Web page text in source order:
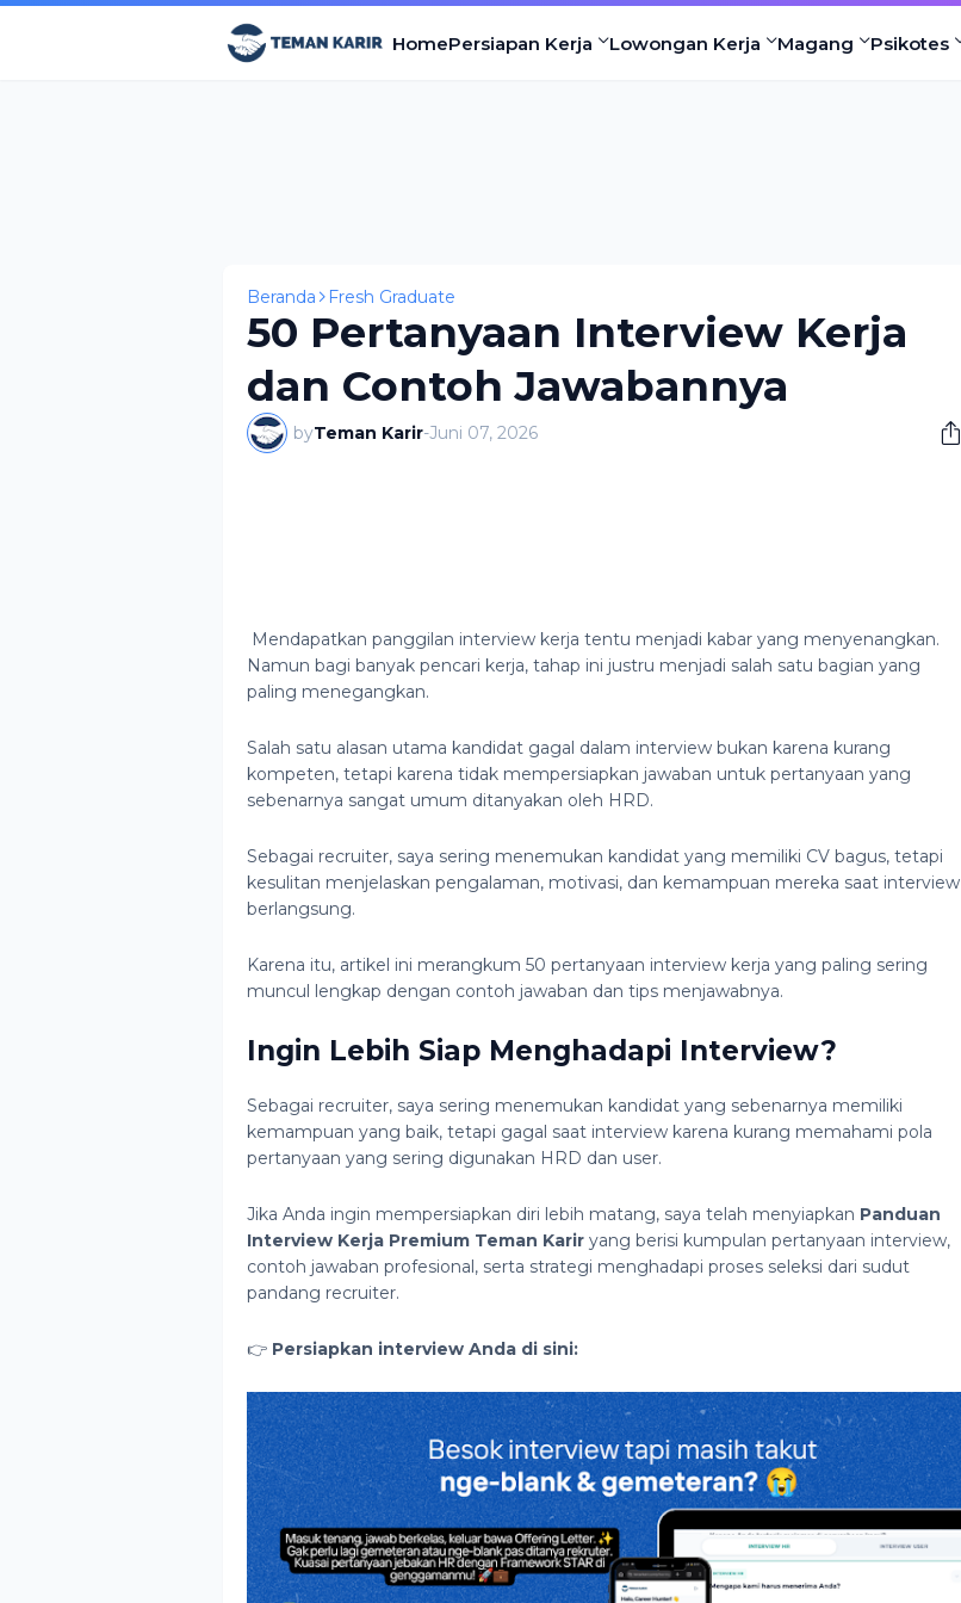
HomePersiapan Kerja Lowongan Kerja Magang Psikotes
Beranda Fresh Graduate
50 Pertanyaan Interview Kerja
dan Contoh Jawabannya
byTeman Karir-Juni 07, 2026
Mendapatkan panggilan interview kerja tentu menjadi kabar yang menyenangkan.
Namun bagi banyak pencari kerja, tahap ini justru menjadi salah satu bagian yang
paling menegangkan.
Salah satu alasan utama kandidat gagal dalam interview bukan karena kurang
kompeten, tetapi karena tidak mempersiapkan jawaban untuk pertanyaan yang
sebenarnya sangat umum ditanyakan oleh HRD.
Sebagai recruiter, saya sering menemukan kandidat yang memiliki CV bagus, tetapi
kesulitan menjelaskan pengalaman, motivasi, dan kemampuan mereka saat interview
berlangsung.
Karena itu, artikel ini merangkum 50 pertanyaan interview kerja yang paling sering
muncul lengkap dengan contoh jawaban dan tips menjawabnya.
Ingin Lebih Siap Menghadapi Interview?
Sebagai recruiter, saya sering menemukan kandidat yang sebenarnya memiliki
kemampuan yang baik, tetapi gagal saat interview karena kurang memahami pola
pertanyaan yang sering digunakan HRD dan user.
Jika Anda ingin mempersiapkan diri lebih matang, saya telah menyiapkan Panduan
Interview Kerja Premium Teman Karir yang berisi kumpulan pertanyaan interview,
contoh jawaban profesional, serta strategi menghadapi proses seleksi dari sudut
pandang recruiter.
👉 Persiapkan interview Anda di sini: